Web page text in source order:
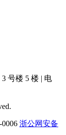
号楼 5 楼 | 电
0006 浙公网安备